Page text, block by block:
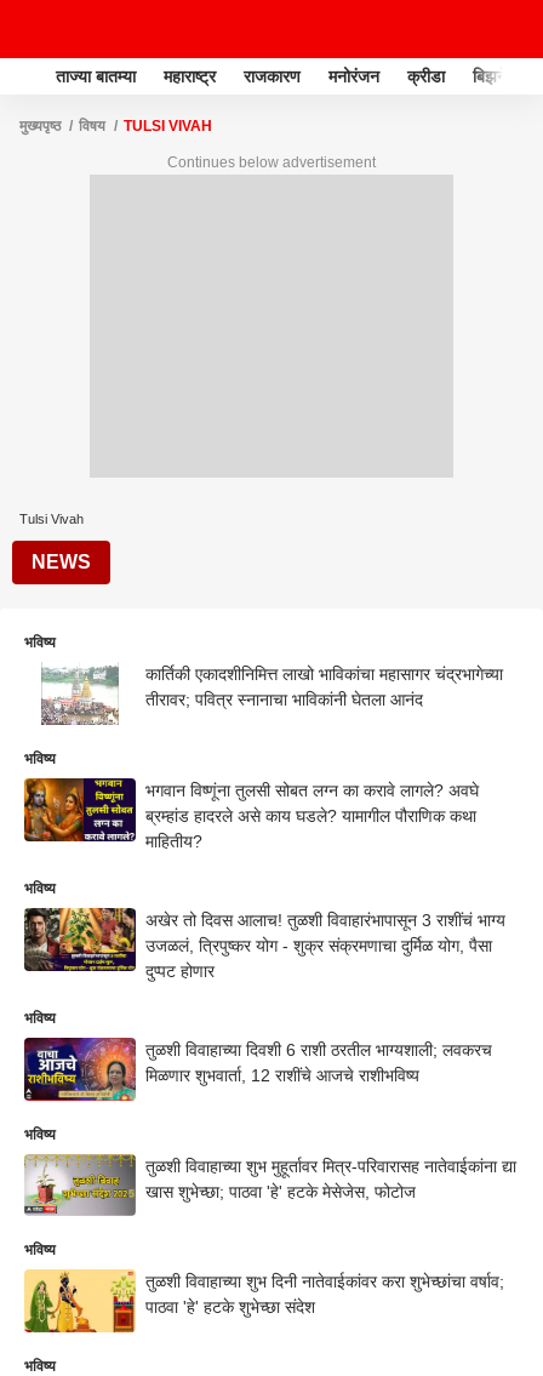
ताज्या बातम्या महाराष्ट्र राजकारण मनोरंजन क्रीडा बिझनेस
मुख्यपृष्ठ विषय TULSI VIVAH
Continues below advertisement
Tulsi Vivah
NEWS
भविष्य
कार्तिकी एकादशीनिमित्त लाखो भाविकांचा महासागर चंद्रभागेच्या
तीरावर; पवित्र स्नानाचा भाविकांनी घेतला आनंद
भविष्य
भगवान विष्णूंना तुलसी सोबत लग्न का करावे लागले? अवघे
ब्रम्हांड हादरले असे काय घडले? यामागील पौराणिक कथा
माहितीय?
भविष्य
अखेर तो दिवस आलाच! तुळशी विवाहारंभापासून 3 राशींचं भाग्य
उजळलं, त्रिपुष्कर योग - शुक्र संक्रमणाचा दुर्मिळ योग, पैसा
दुप्पट होणार
भविष्य
तुळशी विवाहाच्या दिवशी 6 राशी ठरतील भाग्यशाली; लवकरच
मिळणार शुभवार्ता, 12 राशींचे आजचे राशीभविष्य
भविष्य
तुळशी विवाहाच्या शुभ मुहूर्तावर मित्र-परिवारासह नातेवाईकांना द्या
खास शुभेच्छा; पाठवा 'हे' हटके मेसेजेस, फोटोज
भविष्य
तुळशी विवाहाच्या शुभ दिनी नातेवाईकांवर करा शुभेच्छांचा वर्षाव;
पाठवा 'हे' हटके शुभेच्छा संदेश
भविष्य